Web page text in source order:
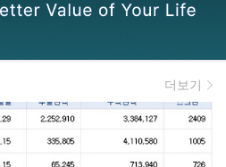
더보기